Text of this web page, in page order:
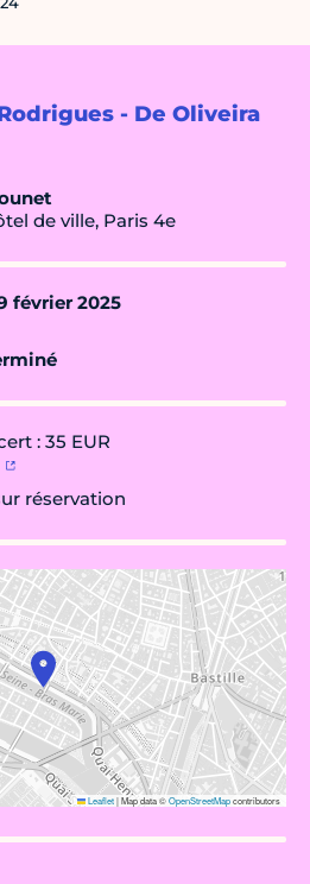
- De Oliveira
de ville, Paris 4e
février 2025
: 35 EUR
réservation
Leaflet|Map data ©OpenStreetMapcontributors